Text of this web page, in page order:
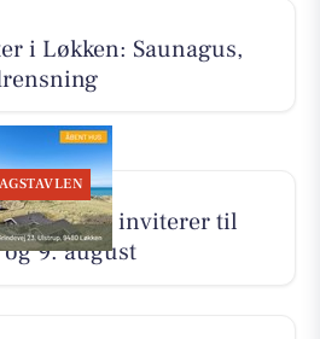
i Løkken: Saunagus,
I/S inviterer til
9. august